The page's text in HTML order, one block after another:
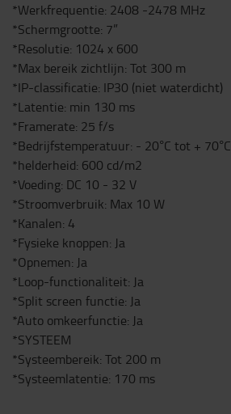
*Werkfrequentie: 2408 -2478 MHz
*Schermgrootte: 7”
*Resolutie: 1024 x 600
*Max bereik zichtlijn: Tot 300 m
*IP-classificatie: IP30 (niet waterdicht)
*Latentie: min 130 ms
*Framerate: 25 f/s
*Bedrijfstemperatuur: - 20°C tot + 70°C
*helderheid: 600 cd/m2
*Voeding: DC 10 - 32 V
*Stroomverbruik: Max 10 W
*Kanalen: 4
*Fysieke knoppen: Ja
*Opnemen: Ja
*Loop-functionaliteit: Ja
*Split screen functie: Ja
*Auto omkeerfunctie: Ja
*SYSTEEM
*Systeembereik: Tot 200 m
*Systeemlatentie: 170 ms